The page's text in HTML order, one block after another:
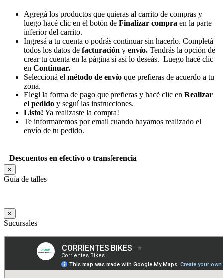
Agregá los productos que quieras al carrito de compras y
luego hacé clic en el botón de Finalizar compra en la parte
inferior del carrito.
Ingresá a tu cuenta o podrás continuar sin hacerlo. Completá
todos los datos de facturación y envío. Tendrás la opción de
crear tu cuenta en la página si así lo deseás. Luego hacé clic
en Continuar.
Seleccioná el método de envío que prefieras de acuerdo a tu
zona.
Elegí la forma de pago que prefieras y hacé clic en Realizar
el pedido y seguí las instrucciones.
Listo! Ya realizaste la compra!
Te informaremos por email cuando hayamos realizado el
envío de tu pedido.
Descuentos en efectivo o transferencia
×
Guía de talles
×
Sucursales